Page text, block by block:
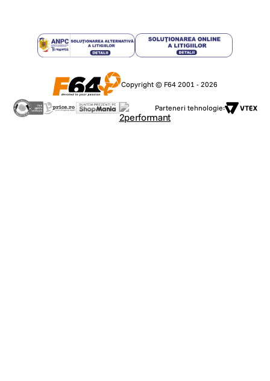
Copyright © F64 2001 - 2026
Parteneri tehnologie: